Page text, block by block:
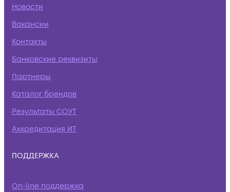
Новости
Вакансии
Контакты
Банковские реквизиты
Партнеры
Каталог брендов
Результаты СОУТ
Аккредитация ИТ
ПОДДЕРЖКА
On-line поддержка